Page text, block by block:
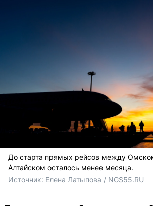
До старта прямых рейсов между
Алтайском осталось менее месяца.
Источник: Елена Латыпова / NGS55.RU